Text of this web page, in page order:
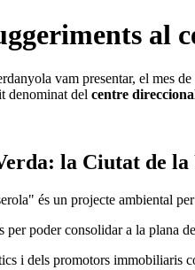
al
vam presentar, el mes
denominat del centre
la Ciutat de
és un projecte ambiental
per poder consolidar a la plana
i dels promotors immobiliaris